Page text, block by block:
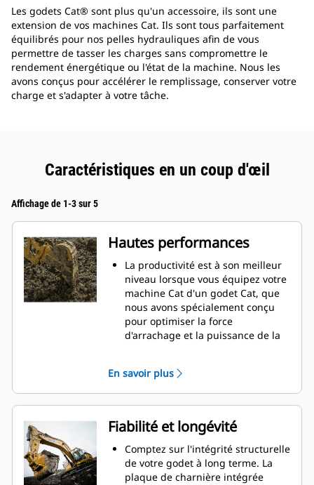
Les godets Cat® sont plus qu'un accessoire, ils sont une
extension de vos machines Cat. Ils sont tous parfaitement
équilibrés pour nos pelles hydrauliques afin de vous
permettre de tasser les charges sans compromettre le
rendement énergétique ou l'état de la machine. Nous les
avons conçus pour accélérer le remplissage, conserver votre
charge et s'adapter à votre tâche.
Caractéristiques en un coup d'œil
Affichage de 1-3 sur 5
Hautes performances
La productivité est à son meilleur
niveau lorsque vous équipez votre
machine Cat d'un godet Cat, que
nous avons spécialement conçu
pour optimiser la force
d'arrachage et la puissance de la
double améliore le flux des
matières dans le godet. Le
dégagement de talon accru
garantit que le fond du godet ne
frotte pas, ce qui réduit les coûts
d'entretien.
La consommation de carburant est
maximale lors de l'excavation. Les
En savoir plus
Fiabilité et longévité
Comptez sur l'intégrité structurelle
de votre godet à long terme. La
plaque de charnière intégrée